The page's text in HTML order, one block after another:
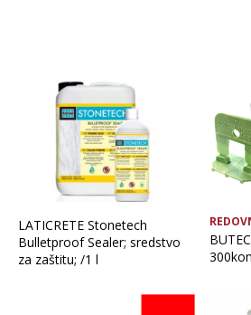
LATICRETE Stonetech
Bulletproof Sealer; sredstvo
za zaštitu; /1 l